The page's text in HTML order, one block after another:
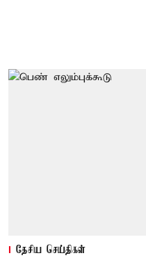
தேசிய செய்திகள்